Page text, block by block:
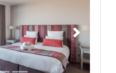
Suivant